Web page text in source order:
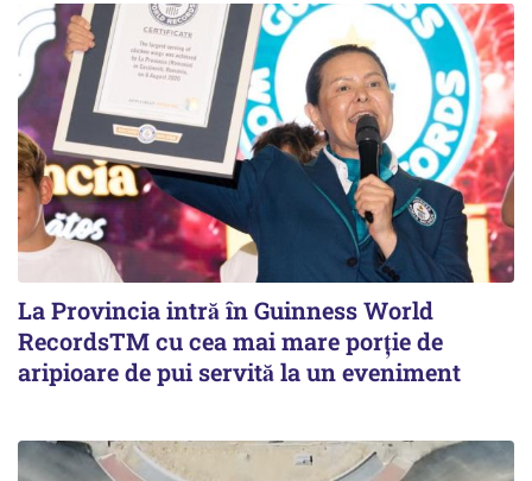
La Provincia intră în Guinness World
RecordsTM cu cea mai mare porție de
aripioare de pui servită la un eveniment